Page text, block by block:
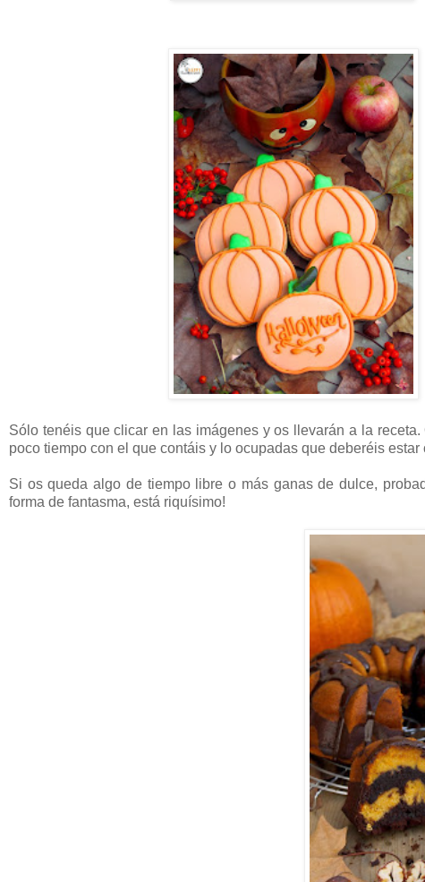
Sólo tenéis que clicar en las imágenes y os llevarán a la
poco tiempo con el que contáis y lo ocupadas que deberéis
Si os queda algo de tiempo libre o más ganas de dulce,
forma de fantasma, está riquísimo!